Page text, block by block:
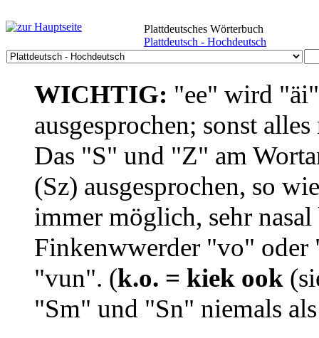
Plattdeutsches Wörterbuch
Plattdeutsch - Hochdeutsch
WICHTIG: "ee" wird
ausgesprochen; sonst
Das "S" und "Z" am
(Sz) ausgesprochen, so
immer möglich, sehr
Finkenwwerder "vo"
"vun". (k.o. = kiek ook
"Sm" und "Sn" niemals